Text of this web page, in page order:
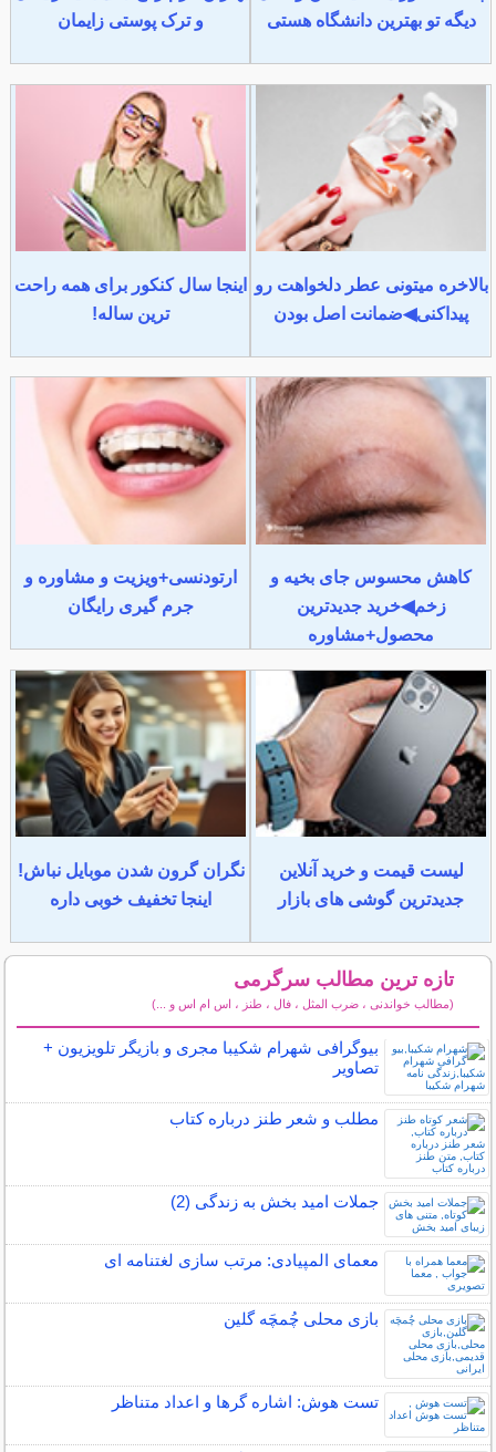
دیگه تو بهترین دانشگاه هستی
و ترک پوستی زایمان
بالاخره میتونی عطر دلخواهت رو
پیداکنی◀ضمانت اصل بودن
اینجا سال کنکور برای همه راحت
ترین ساله!
کاهش محسوس جای بخیه و
زخم◀خرید جدیدترین
محصول+مشاوره
ارتودنسی+ویزیت و مشاوره و
جرم گیری رایگان
لیست قیمت و خرید آنلاین
جدیدترین گوشی های بازار
نگران گرون شدن موبایل نباش!
اینجا تخفیف خوبی داره
تازه ترین مطالب سرگرمی
(مطالب خواندنی ، ضرب المثل ، فال ، طنز ، اس ام اس و ...)
بیوگرافی شهرام شکیبا مجری و بازیگر تلویزیون +
تصاویر
مطلب و شعر طنز درباره کتاب
جملات امید بخش به زندگی (2)
معمای المپیادی: مرتب سازی لغتنامه ای
بازی محلی چُمچَه گلین
تست هوش: اشاره گرها و اعداد متناظر